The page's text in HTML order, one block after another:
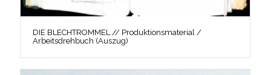
DIE BLECHTROMMEL // Produktionsmaterial /
Arbeitsdrehbuch (Auszug)